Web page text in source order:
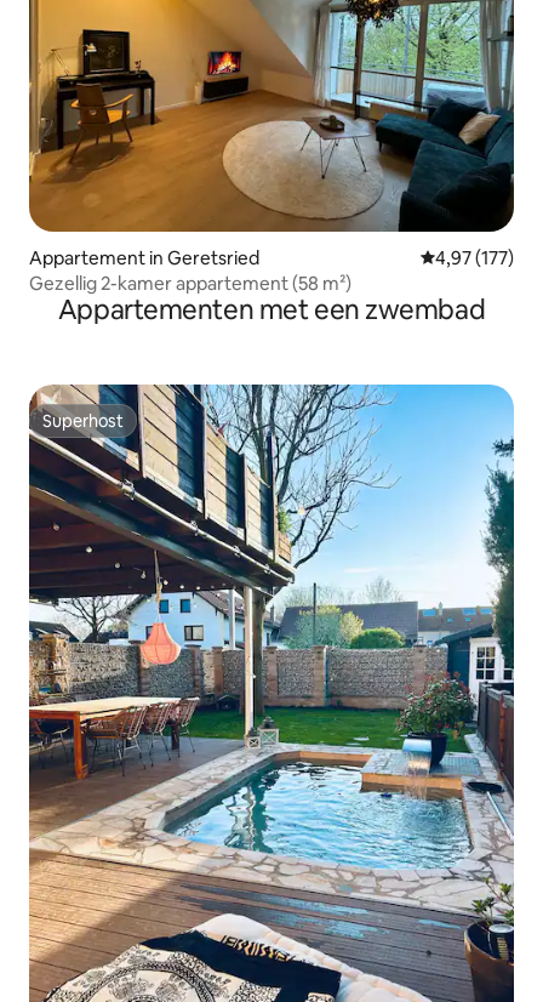
Appartement in Geretsried Gemiddelde
4,97 (177)
Gezellig 2-kamer appartement (58 m²)
Appartementen met een zwembad
Superhost
Superhost